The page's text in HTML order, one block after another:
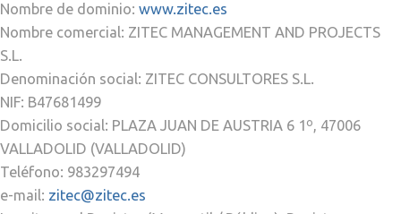
Nombre de dominio: www.zitec.es
Nombre comercial: ZITEC MANAGEMENT AND PROJECTS
S.L.
Denominación social: ZITEC CONSULTORES S.L.
NIF: B47681499
Domicilio social: PLAZA JUAN DE AUSTRIA 6 1º, 47006
VALLADOLID (VALLADOLID)
Teléfono: 983297494
e-mail: zitec@zitec.es